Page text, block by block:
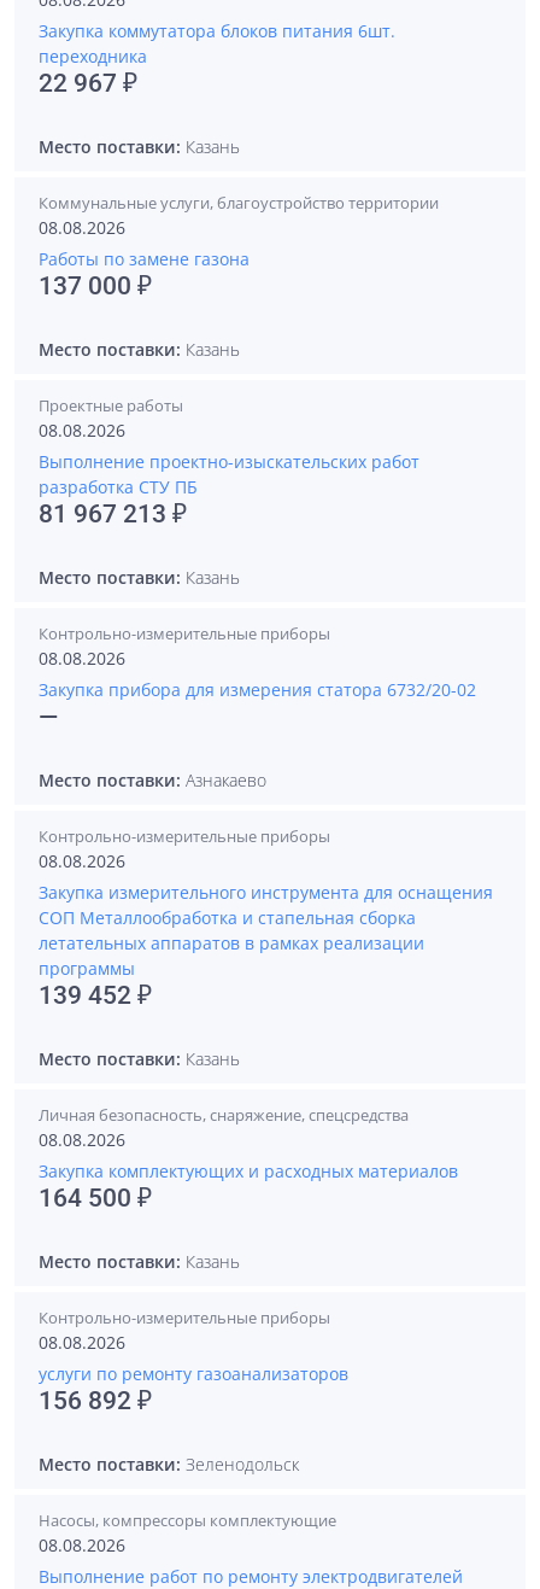
Закупка коммутатора блоков питания 6шт.
переходника
22 967 ₽
Место поставки: Казань
Коммунальные услуги, благоустройство территории
08.08.2026
Работы по замене газона
137 000 ₽
Место поставки: Казань
Проектные работы
08.08.2026
Выполнение проектно-изыскательских работ
разработка СТУ ПБ
81 967 213 ₽
Место поставки: Казань
Контрольно-измерительные приборы
08.08.2026
Закупка прибора для измерения статора 6732/20-02
—
Место поставки: Азнакаево
Контрольно-измерительные приборы
08.08.2026
Закупка измерительного инструмента для оснащения
СОП Металлообработка и стапельная сборка
летательных аппаратов в рамках реализации
программы
139 452 ₽
Место поставки: Казань
Личная безопасность, снаряжение, спецсредства
08.08.2026
Закупка комплектующих и расходных материалов
164 500 ₽
Место поставки: Казань
Контрольно-измерительные приборы
08.08.2026
услуги по ремонту газоанализаторов
156 892 ₽
Место поставки: Зеленодольск
Насосы, компрессоры комплектующие
08.08.2026
Выполнение работ по ремонту электродвигателей